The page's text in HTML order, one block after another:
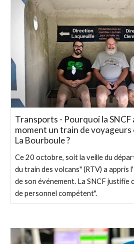
Transports - Pourquoi la
moment un train de
La Bourboule ?
Ce 20 octobre, soit la veille du
du train des volcans" (RTV) a
de son événement. La SNCF justifie
de personnel compétent".